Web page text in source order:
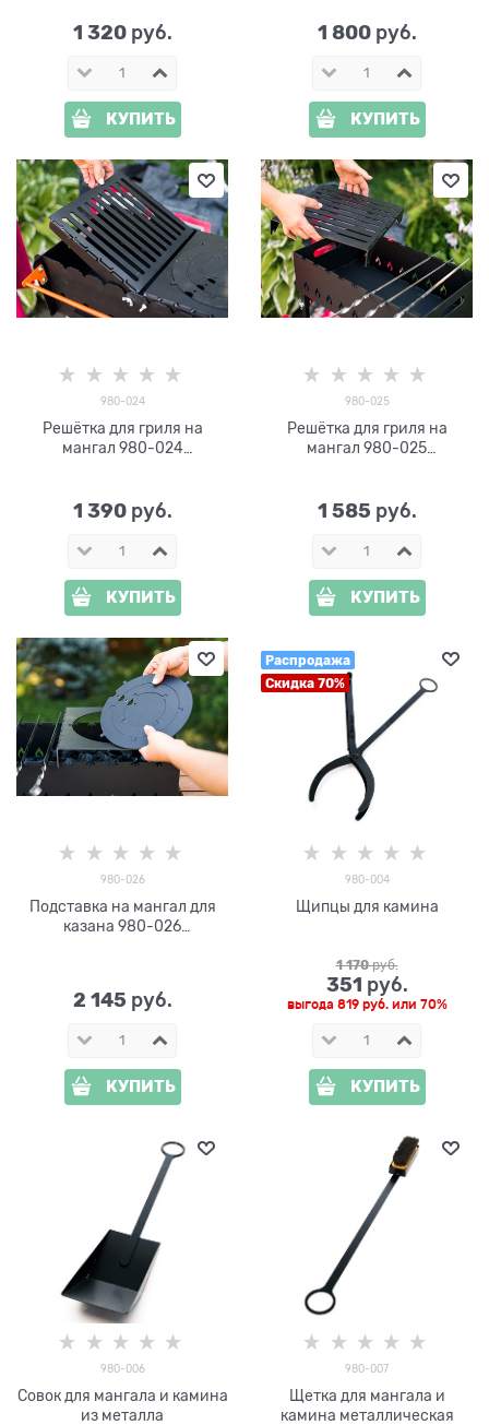
1 320 руб.
КУПИТЬ
1 800 руб.
КУПИТЬ
980-024
Решётка для гриля на
мангал 980-024
1 390 руб.
КУПИТЬ
980-025
Решётка для гриля на
мангал 980-025
1 585 руб.
КУПИТЬ
980-026
Подставка на мангал для
казана 980-026
2 145 руб.
КУПИТЬ
Распродажа
Скидка 70%
980-004
Щипцы для камина
1 170 руб.
351 руб.
выгода 819 руб.или 70%
КУПИТЬ
980-006
Совок для мангала и камина
из металла
980-007
Щетка для мангала и
камина металлическая